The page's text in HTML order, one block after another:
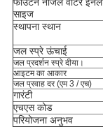
फाउंटेन नोजल वाटर
साइज
स्थापना स्थान
जल स्प्रे ऊंचाई
जल प्रदर्शन स्प्रे दीया।
आइटम का आकार
जल प्रवाह दर (एम 3 / एच)
गारंटी
एचएस कोड
परियोजना अनुभव